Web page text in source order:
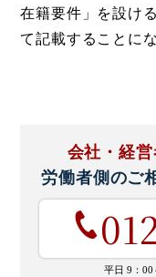
在籍要件」を設け
て記載することに
会社・経営
労働者側のご
平日 9：00